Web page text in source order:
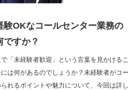
験OKなコールセンター業務の
ですか？
「未経験者歓迎」という言葉を見かけるこ
は何があるのでしょうか？未経験者がコー
れるポイントや魅力について、今回は詳し